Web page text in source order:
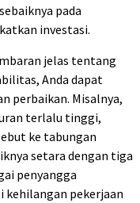
pada
investasi.
jelas tentang
Anda dapat
perbaikan. Misalnya,
terlalu tinggi,
ke tabungan
setara dengan tiga
penyangga
kehilangan pekerjaan